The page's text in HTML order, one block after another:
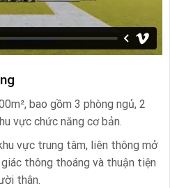
bao gồm 3 phòng ngủ, 2
vực chức năng cơ bản.
vực trung tâm, liên thông mở
thông thoáng và thuận tiện
thân.